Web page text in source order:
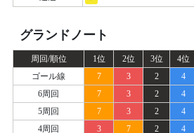
グランドノート
周回/順位 1位 2位 3位 4位
ゴール線
7 3 2 4
6周回
7 3 2 4
5周回
7 3 2 4
4周回
3 7 2 4